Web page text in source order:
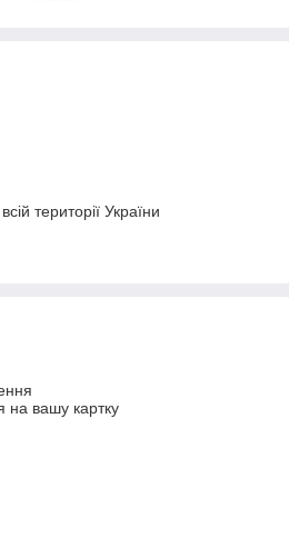
території України
на вашу картку